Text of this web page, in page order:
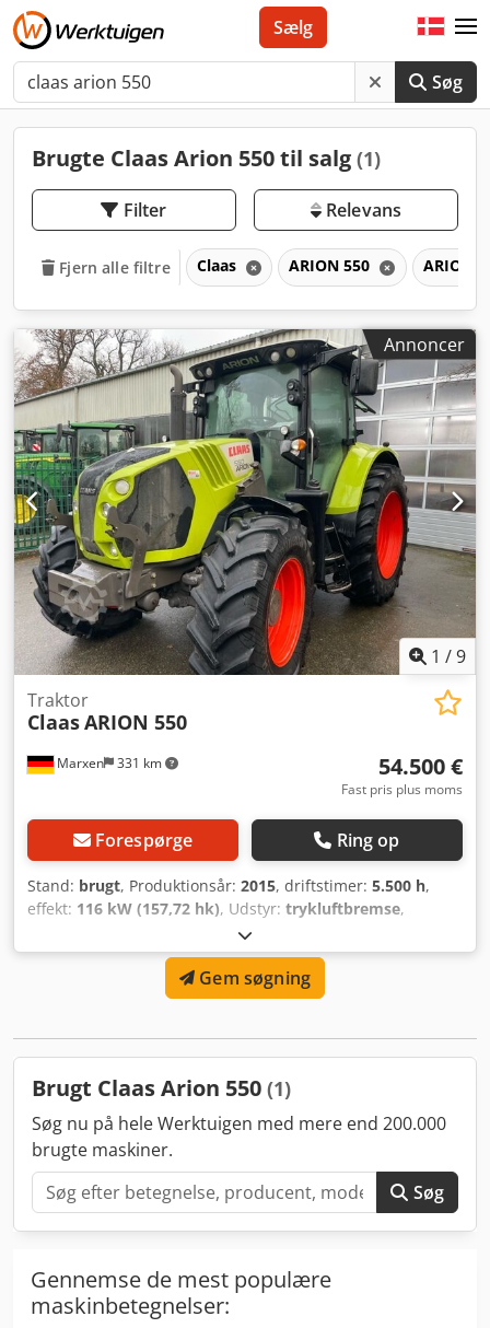
Søg
Sælg
Brugte Claas Arion 550 til salg (1)
Filter Relevans
Fjern alle filtre Claas ARION 550 ARION
Annoncer
1 /9
Marxen 331 km
Traktor
ClaasARION 550
54.500 €
Fast pris plus moms
Forespørge Ring op
Stand: brugt, Produktionsår: 2015, driftstimer: 5.500 h,
effekt: 116 kW (157,72 hk), Udstyr: trykluftbremse,
Gem søgning
Brugt Claas Arion 550 (1)
Søg nu på hele Werktuigen med mere end 200.000
brugte maskiner.
Søg
Gennemse de mest populære
maskinbetegnelser: